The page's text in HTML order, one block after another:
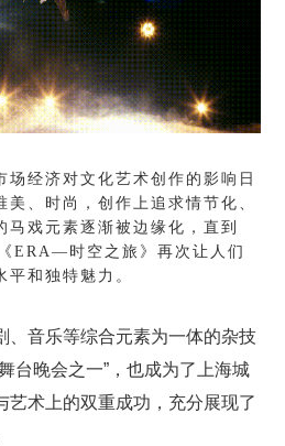
场经济对文化艺术创作的影响日
、时尚，创作上追求情节化、
马戏元素逐渐被边缘化，直到
ERA—时空之旅》再次让人们
平和独特魅力。
、音乐等综合元素为一体的杂技
台晚会之一”，也成为了上海城
艺术上的双重成功 ，充分展现了